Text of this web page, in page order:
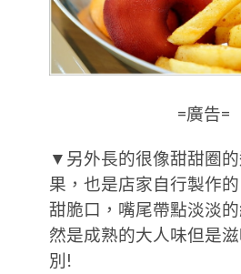
=廣告=
▼另外長的很像甜甜圈
果，也是店家自行製作
甜脆口，嘴尾帶點淡淡
然是成熟的大人味但是
別!